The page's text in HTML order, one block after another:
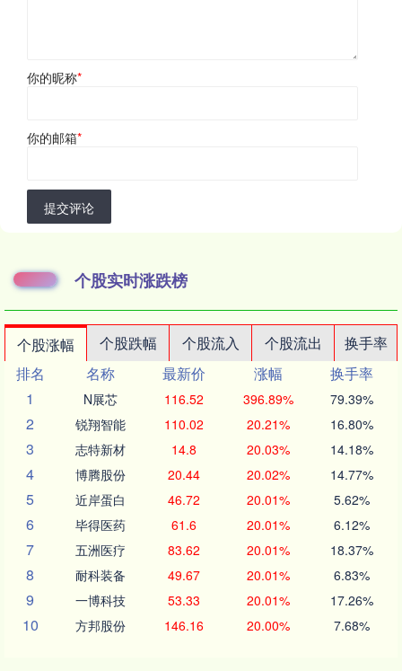
你的昵称*
你的邮箱*
提交评论
个股实时涨跌榜
个股涨幅 个股跌幅 个股流入 个股流出
换手率
排名
名称 最新价 涨幅
换手率
1
N展芯 116.52 396.89% 79.39%
2 锐翔智能 110.02 20.21% 16.80%
3 志特新材 14.8 20.03% 14.18%
4 博腾股份 20.44 20.02% 14.77%
5 近岸蛋白 46.72 20.01% 5.62%
6 毕得医药 61.6 20.01% 6.12%
7 五洲医疗 83.62 20.01% 18.37%
8 耐科装备 49.67 20.01% 6.83%
9 一博科技 53.33 20.01% 17.26%
10 方邦股份 146.16 20.00% 7.68%